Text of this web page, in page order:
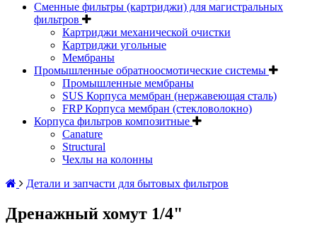
Сменные фильтры (картриджи) для магистральных
фильтров
Картриджи механической очистки
Картриджи угольные
Мембраны
Промышленные обратноосмотические системы
Промышленные мембраны
SUS Корпуса мембран (нержавеющая сталь)
FRP Корпуса мембран (стекловолокно)
Корпуса фильтров композитные
Canature
Structural
Чехлы на колонны
Детали и запчасти для бытовых фильтров
Дренажный хомут 1/4"